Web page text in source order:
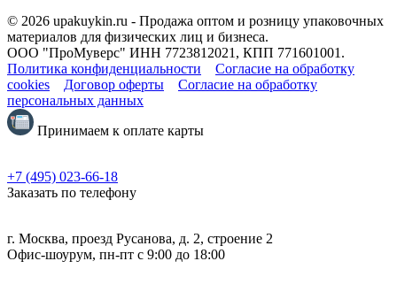
© 2026 upakuykin.ru - Продажа оптом и розницу упаковочных
материалов для физических лиц и бизнеса.
ООО "ПроМуверс" ИНН 7723812021, КПП 771601001.
Политика конфиденциальности
Согласие на обработку
cookies
Договор оферты
Согласие на обработку
персональных данных
Принимаем к оплате карты
+7 (495) 023-66-18
Заказать по телефону
г. Москва, проезд Русанова, д. 2, строение 2
Офис-шоурум, пн-пт с 9:00 до 18:00